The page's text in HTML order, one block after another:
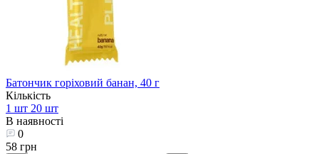
Батончик горіховий банан, 40 г
Кількість
1 шт 20 шт
В наявності
0
58 грн